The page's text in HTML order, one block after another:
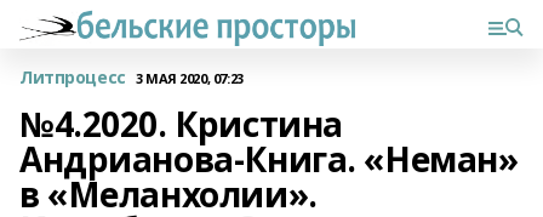
Литпроцесс 3 МАЯ 2020, 07:23
№4.2020. Кристина
Андрианова-Книга. «Неман»
в «Меланхолии».